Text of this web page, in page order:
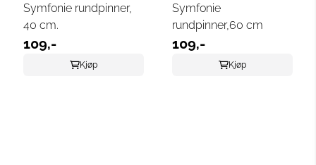
Symfonie rundpinner,
40 cm.
109,-
Kjøp
Symfonie
rundpinner,60 cm
109,-
Kjøp